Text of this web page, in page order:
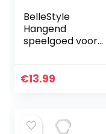
BelleStyle
Hangend
speelgoed voor
spiraalspeelgoed,
d, voor…
€13.99